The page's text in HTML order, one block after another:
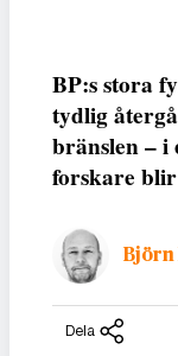
BP:s stora
tydlig
bränslen –
forskare
Björn
Dela